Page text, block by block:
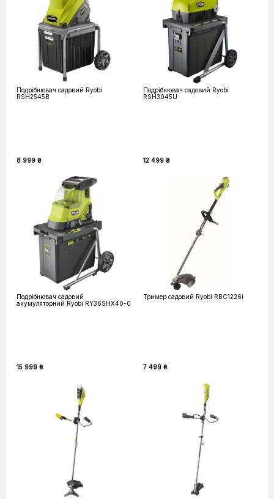
Подрібнювач садовий Ryobi
RSH2545B
8 999 ₴
Подрібнювач садовий Ryobi
RSH3045U
12 499 ₴
Подрібнювач садовий
акумуляторний Ryobi RY36SHX40-0
15 999 ₴
Тример садовий Ryobi RBC1226i
7 499 ₴